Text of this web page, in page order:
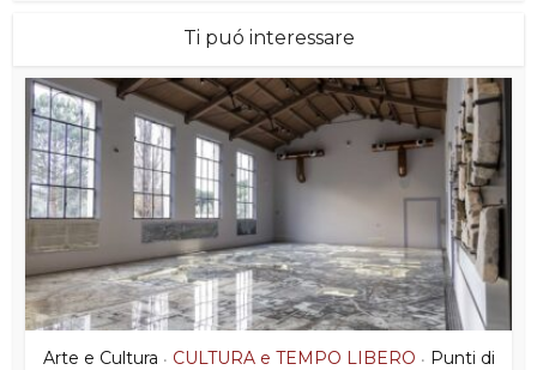
Ti puó interessare
Arte e Cultura • CULTURA e TEMPO LIBERO • Punti di